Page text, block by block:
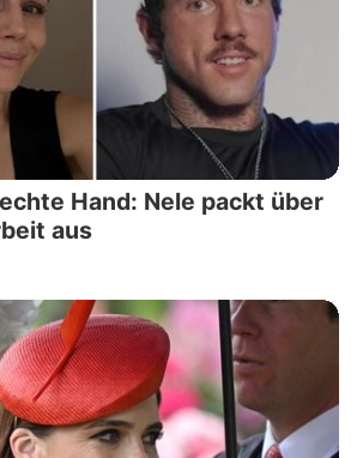
Hand: Nele packt über
aus